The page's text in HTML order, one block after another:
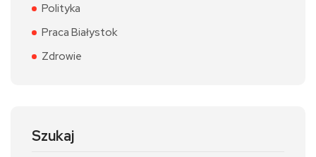
Polityka
Praca Białystok
Zdrowie
Szukaj